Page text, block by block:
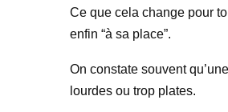
Ce que cela change pour
enfin “à sa place”.
On constate souvent
lourdes ou trop plates.